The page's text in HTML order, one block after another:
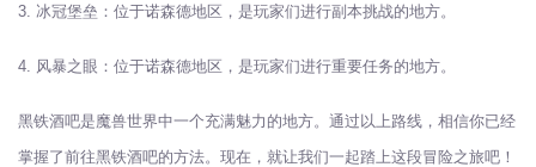
3. 冰冠堡垒：位于诺森德地区，是玩家们进行副本挑战的地方。
4. 风暴之眼：位于诺森德地区，是玩家们进行重要任务的地方。
黑铁酒吧是魔兽世界中一个充满魅力的地方。通过以上路线，相信你已经
掌握了前往黑铁酒吧的方法。现在，就让我们一起踏上这段冒险之旅吧！